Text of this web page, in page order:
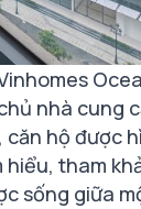
nhà cung
căn hộ được
tham
sống giữa